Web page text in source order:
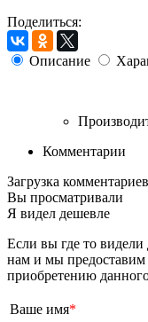
Поделиться:
Описание
Комментарии
Загрузка
Вы просматривали
Я видел дешевле
Если вы где то
нам и мы
приобретению
Ваше имя*